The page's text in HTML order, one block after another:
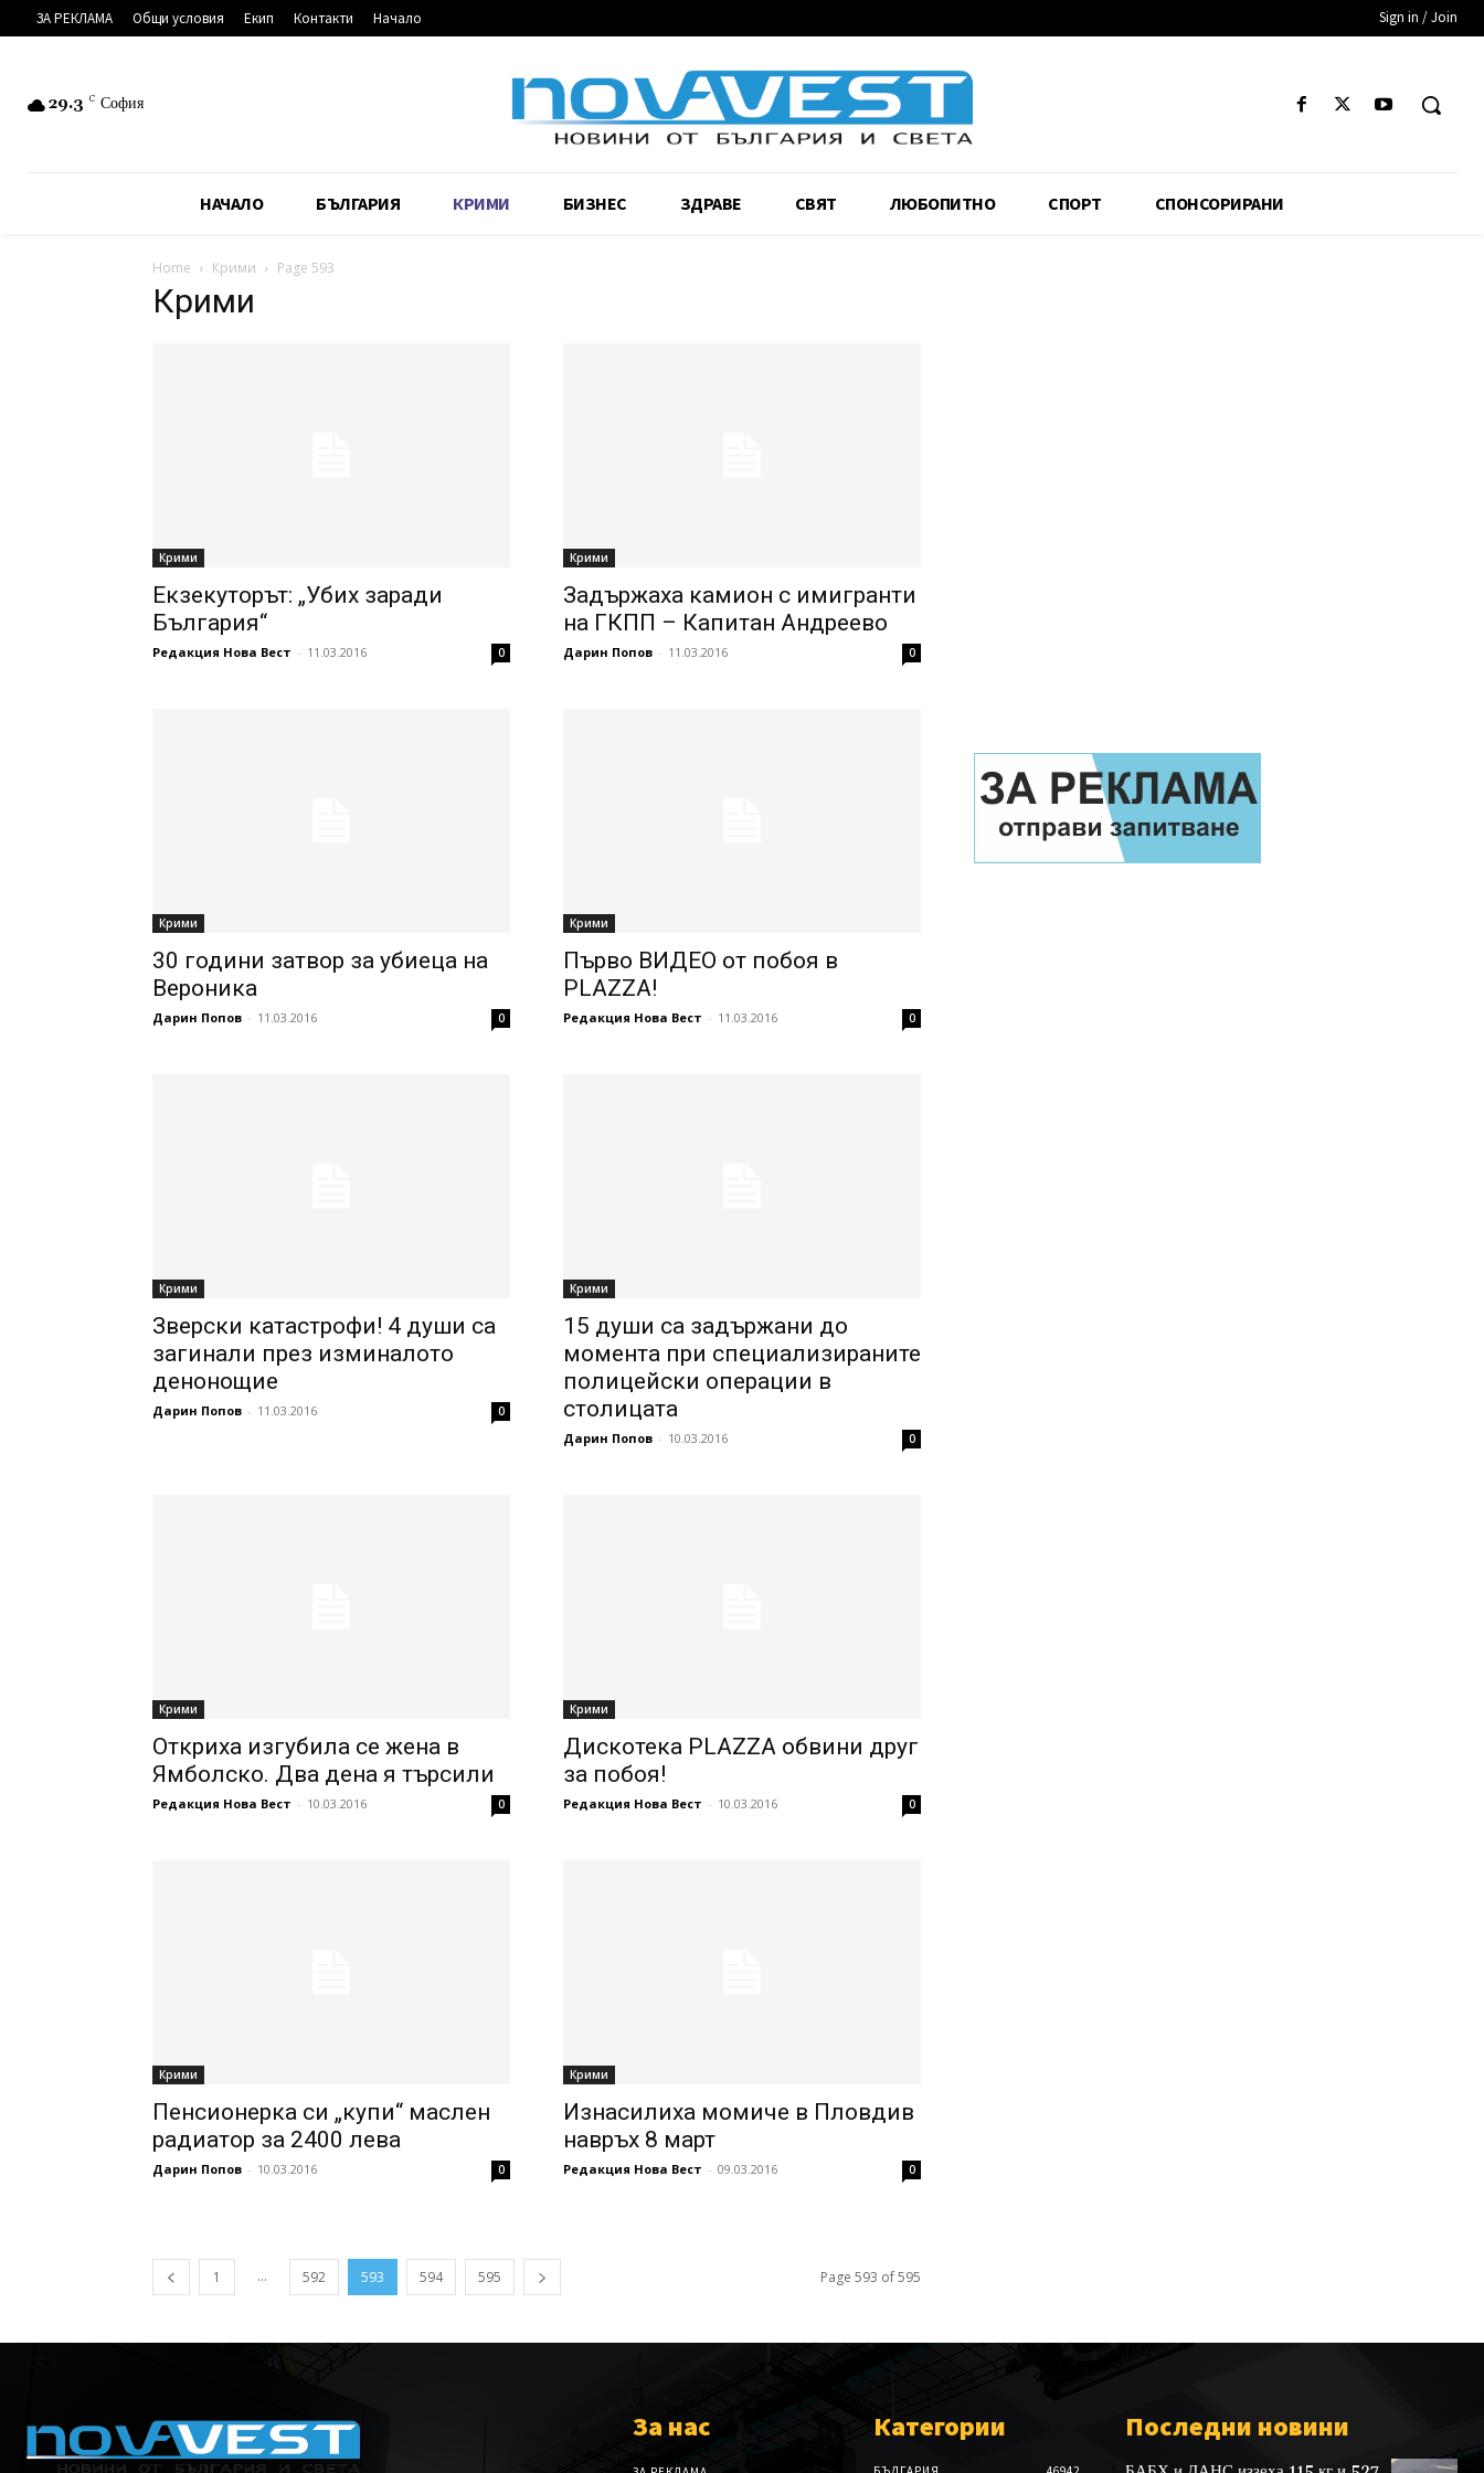
ЗА РЕКЛАМА Общи условия Екип Контакти Начало Sign in / Join
29.3 C София
НАЧАЛО БЪЛГАРИЯ КРИМИ БИЗНЕС ЗДРАВЕ СВЯТ ЛЮБОПИТНО СПОРТ СПОНСОРИРАНИ
Home Крими Page 593
Крими
Крими
Екзекуторът: „Убих заради
България“
Редакция Нова Вест - 11.03.2016 0
Крими
Задържаха камион с имигранти
на ГКПП – Капитан Андреево
Дарин Попов - 11.03.2016 0
Крими
30 години затвор за убиеца на
Вероника
Дарин Попов - 11.03.2016 0
Крими
Първо ВИДЕО от побоя в
PLAZZA!
Редакция Нова Вест - 11.03.2016 0
Крими
Зверски катастрофи! 4 души са
загинали през изминалото
денонощие
Дарин Попов - 11.03.2016 0
Крими
15 души са задържани до
момента при специализираните
полицейски операции в
столицата
Дарин Попов - 10.03.2016 0
Крими
Откриха изгубила се жена в
Ямболско. Два дена я търсили
Редакция Нова Вест - 10.03.2016 0
Крими
Дискотека PLAZZA обвини друг
за побоя!
Редакция Нова Вест - 10.03.2016 0
Крими
Пенсионерка си „купи“ маслен
радиатор за 2400 лева
Дарин Попов - 10.03.2016 0
Крими
Изнасилиха момиче в Пловдив
навръх 8 март
Редакция Нова Вест - 09.03.2016 0
1 ... 592 593 594 595 Page 593 of 595
За нас Категории Последни новини